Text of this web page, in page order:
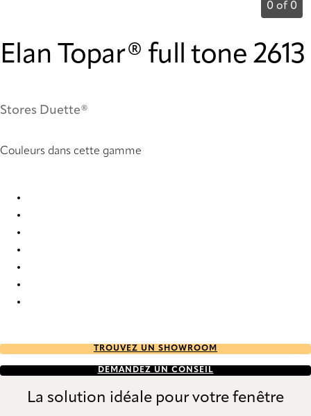
0 of 0
Elan Topar® full tone 2613
Stores Duette®
Couleurs dans cette gamme
TROUVEZ UN SHOWROOM
DEMANDEZ UN CONSEIL
La solution idéale pour votre fenêtre